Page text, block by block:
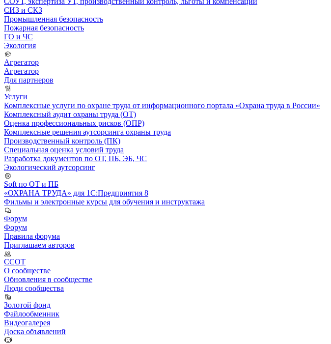
СИЗ и СКЗ
Промышленная безопасность
Пожарная безопасность
ГО и ЧС
Экология
Агрегатор
Агрегатор
Для партнеров
Услуги
Комплексные услуги по охране труда от информационного портала «Охрана труда в России»
Комплексный аудит охраны труда (ОТ)
Оценка профессиональных рисков (ОПР)
Комплексные решения аутсорсинга охраны труда
Производственный контроль (ПК)
Специальная оценка условий труда
Разработка документов по ОТ, ПБ, ЭБ, ЧС
Экологический аутсорсинг
Soft по ОТ и ПБ
«ОХРАНА ТРУДА» для 1С:Предприятия 8
Фильмы и электронные курсы для обучения и инструктажа
Форум
Форум
Правила форума
Приглашаем авторов
ССОТ
О сообществе
Обновления в сообществе
Люди сообщества
Золотой фонд
Файлообменник
Видеогалерея
Доска объявлений